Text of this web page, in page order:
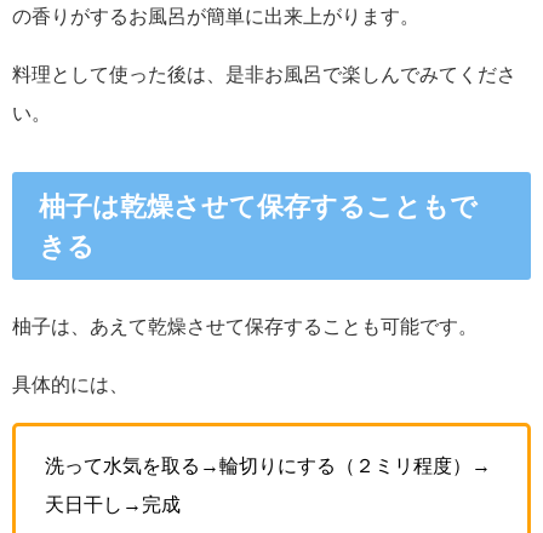
の香りがするお風呂が簡単に出来上がります。
料理として使った後は、是非お風呂で楽しんでみてくださ
い。
柚子は乾燥させて保存することもで
きる
柚子は、あえて乾燥させて保存することも可能です。
具体的には、
洗って水気を取る→輪切りにする（２ミリ程度）→
天日干し→完成